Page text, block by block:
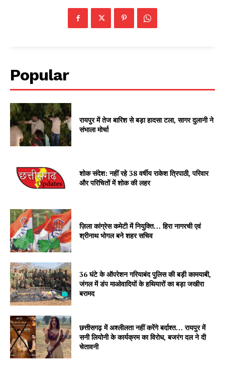
Popular
रायपुर में तेज बारिश से बड़ा हादसा टला, सागर दुलानी ने
संभाला मोर्चा
शोक संदेश: नहीं रहे 38 वर्षीय राकेश त्रिपाठी, परिवार
और परिचितों में शोक की लहर
ज़िला कांग्रेस कमेटी में नियुक्ति… हिरा नागरची एवं
श्रीनाथ भोगल बने शहर सचिव
36 घंटे के ऑपरेशन गरियाबंद पुलिस की बड़ी कामयाबी,
जंगल में डंप माओवादियों के हथियारों का बड़ा जखीरा
बरामद
छत्तीसगढ़ में अश्लीलता नहीं करेंगे बर्दाश्त… रायपुर में
सनी लियोनी के कार्यक्रम का विरोध, बजरंग दल ने दी
चेतावनी